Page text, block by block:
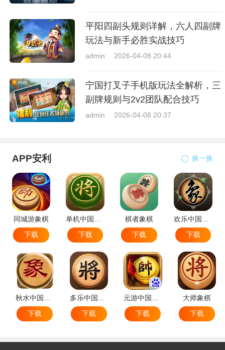
平阳四副头规则详解，六人四副牌
玩法与新手必胜实战技巧
admin 2026-04-08 20:44
宁国打叉子手机版玩法全解析，三
副牌规则与2v2团队配合技巧
admin 2026-04-08 20:37
APP安利 换一换
同城游象棋
下载
单机中国象棋
下载
棋者象棋
下载
欢乐中国象棋
下载
秋水中国象棋
下载
多乐中国象棋
下载
元游中国象棋
下载
大师象棋
下载